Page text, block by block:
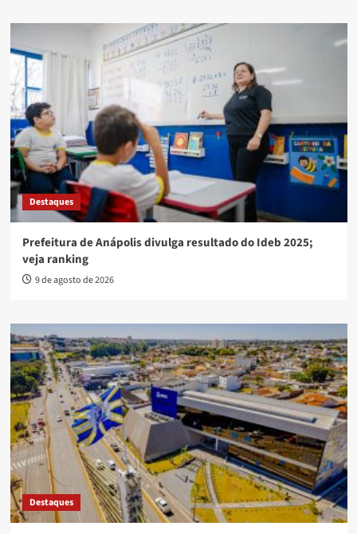
Destaques
Prefeitura de Anápolis divulga resultado do Ideb 2025;
veja ranking
9 de agosto de 2026
Destaques